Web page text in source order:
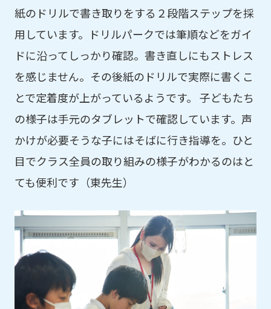
紙のドリルで書き取りをする２段階ステップを採
用しています。ドリルパークでは筆順などをガイ
ドに沿ってしっかり確認。書き直しにもストレス
を感じません。その後紙のドリルで実際に書くこ
とで定着度が上がっているようです。 子どもたち
の様子は手元のタブレットで確認しています。声
かけが必要そうな子にはそばに行き指導を。ひと
目でクラス全員の取り組みの様子がわかるのはと
ても便利です（東先生）